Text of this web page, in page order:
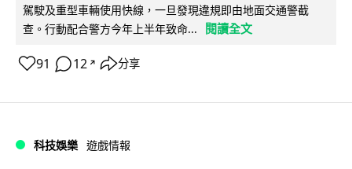
駕駛及重型車輛使用快線，一旦發現違規即由地面交通警截
查。行動配合警方今年上半年致命...
閱讀全文
91 12 ↗ 分享
科技娛樂 遊戲情報